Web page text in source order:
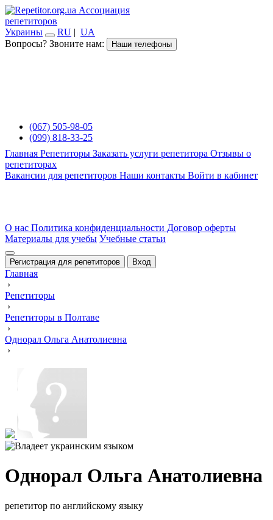
Ассоциация
репетиторов
Украины
RU | UA
Вопросы? Звоните нам:
Наши телефоны
(067) 505-98-05
(099) 818-33-25
Главная Репетиторы Заказать услуги репетитора Отзывы о
репетиторах
Вакансии для репетиторов Наши контакты Войти в кабинет
О нас Политика конфиденциальности Договор оферты
Материалы для учебы Учебные статьи
Регистрация для репетиторов Вход
Главная
›
Репетиторы
›
Репетиторы в Полтаве
›
Однорал Ольга Анатолиевна
›
Однорал Ольга Анатолиевна
репетитор по английскому языку